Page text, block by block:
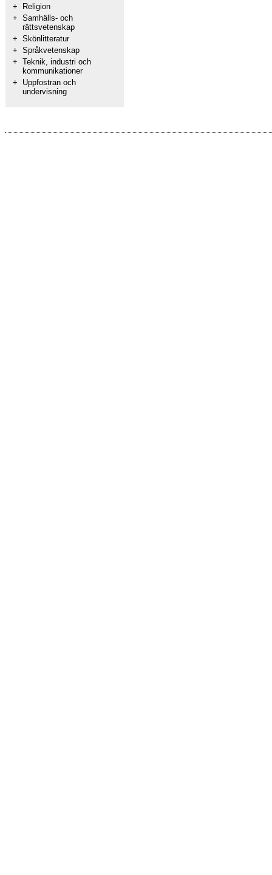
+
Religion
+ Samhälls- och
rättsvetenskap
+ Skönlitteratur
+ Språkvetenskap
+ Teknik, industri och
kommunikationer
+
Uppfostran och
undervisning